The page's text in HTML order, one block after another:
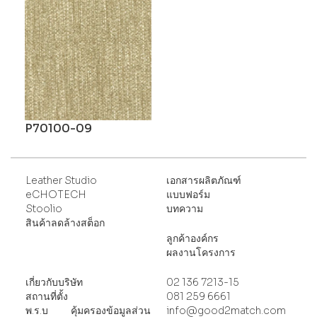
P70100-09
Leather Studio
eCHOTECH
Stoolio
สินค้าลดล้างสต็อก
เอกสารผลิตภัณฑ์
แบบฟอร์ม
บทความ
ลูกค้าองค์กร
ผลงานโครงการ
เกี่ยวกับบริษัท
สถานที่ตั้ง
พ.ร.บ คุ้มครองข้อมูลส่วน
02 136 7213-15
081 259 6661
info@good2match.com